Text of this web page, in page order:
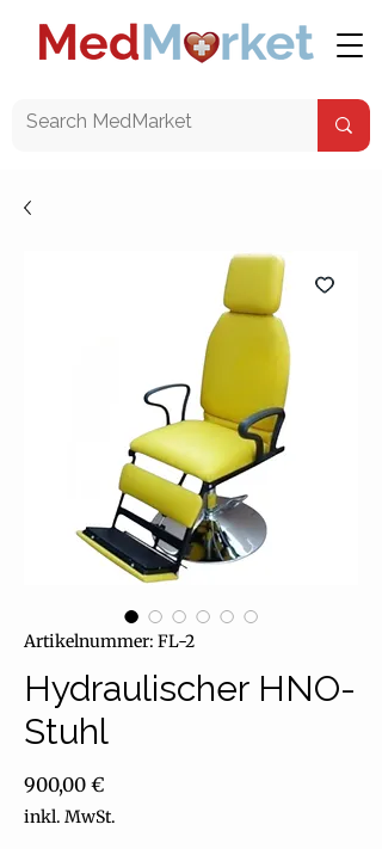
Artikelnummer: FL-2
Hydraulischer HNO-
Stuhl
900,00 €Preis
inkl. MwSt.